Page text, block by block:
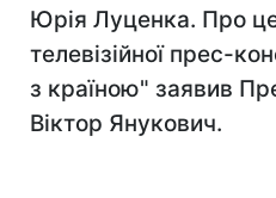
Юрія Луценка. Про це
телевізійної прес-
з країною" заявив
Віктор Янукович.